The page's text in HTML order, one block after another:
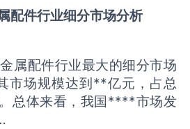
配件行业细分市场分析
属配件行业最大的细分市场
场规模达到**亿元，占总
总体来看，我国****市场发